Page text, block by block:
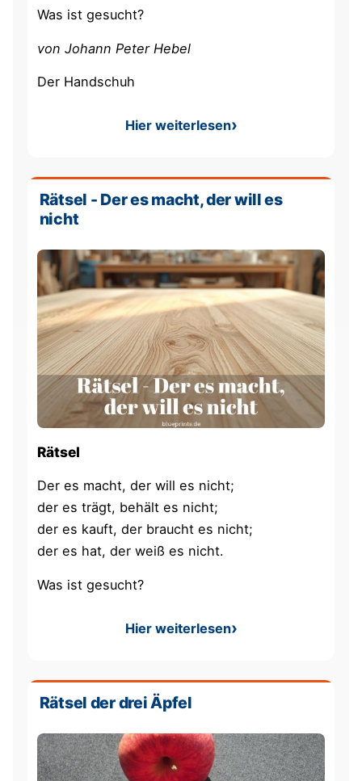
Was ist gesucht?
von Johann Peter Hebel
Der Handschuh
Hier weiterlesen
: Rätselgedichte
Rätsel - Der es macht, der will es
nicht
Rätsel
Der es macht, der will es nicht;
der es trägt, behält es nicht;
der es kauft, der braucht es nicht;
der es hat, der weiß es nicht.
Was ist gesucht?
Hier weiterlesen: Rätsel - Der es macht, der
Rätsel der drei Äpfel